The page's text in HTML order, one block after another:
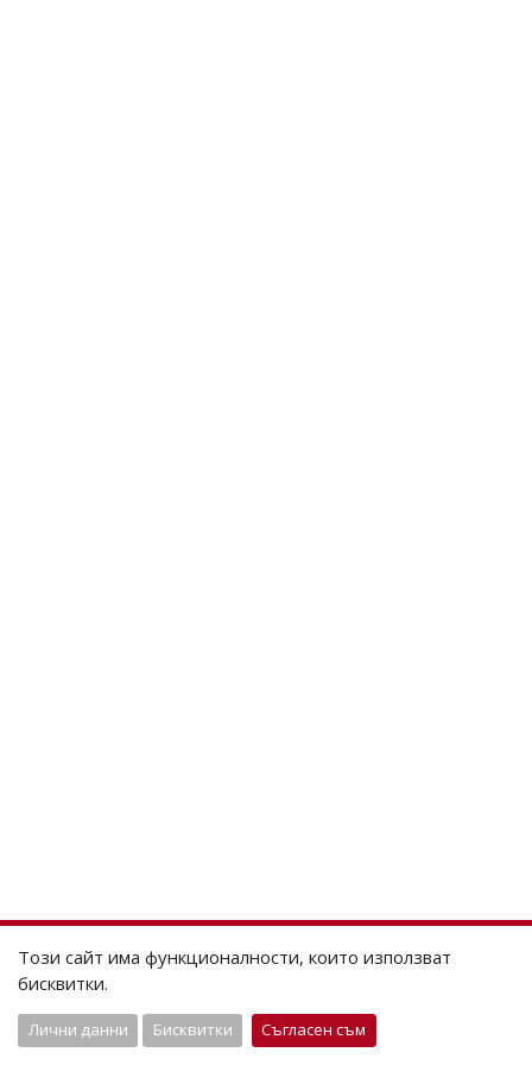
Този сайт има функционалности, които използват
бисквитки.
Лични данни Бисквитки Съгласен съм